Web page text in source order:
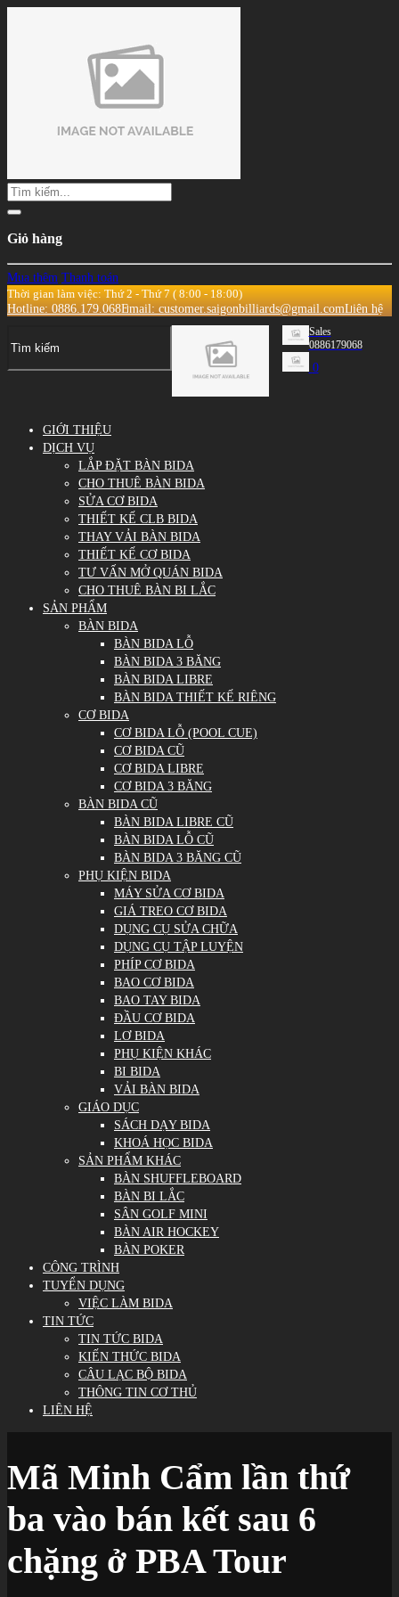
Giỏ hàng
Mua thêm Thanh toán
Thời gian làm việc: Thứ 2 - Thứ 7 ( 8:00 - 18:00)
Hotline: 0886.179.068Email: customer.saigonbilliards@gmail.comLiên hệ
Sales
0886179068
0
GIỚI THIỆU
DỊCH VỤ
LẮP ĐẶT BÀN BIDA
CHO THUÊ BÀN BIDA
SỬA CƠ BIDA
THIẾT KẾ CLB BIDA
THAY VẢI BÀN BIDA
THIẾT KẾ CƠ BIDA
TƯ VẤN MỞ QUÁN BIDA
CHO THUÊ BÀN BI LẮC
SẢN PHẨM
BÀN BIDA
BÀN BIDA LỖ
BÀN BIDA 3 BĂNG
BÀN BIDA LIBRE
BÀN BIDA THIẾT KẾ RIÊNG
CƠ BIDA
CƠ BIDA LỖ (POOL CUE)
CƠ BIDA CŨ
CƠ BIDA LIBRE
CƠ BIDA 3 BĂNG
BÀN BIDA CŨ
BÀN BIDA LIBRE CŨ
BÀN BIDA LỖ CŨ
BÀN BIDA 3 BĂNG CŨ
PHỤ KIỆN BIDA
MÁY SỬA CƠ BIDA
GIÁ TREO CƠ BIDA
DỤNG CỤ SỬA CHỮA
DỤNG CỤ TẬP LUYỆN
PHÍP CƠ BIDA
BAO CƠ BIDA
BAO TAY BIDA
ĐẦU CƠ BIDA
LƠ BIDA
PHỤ KIỆN KHÁC
BI BIDA
VẢI BÀN BIDA
GIÁO DỤC
SÁCH DẠY BIDA
KHOÁ HỌC BIDA
SẢN PHẨM KHÁC
BÀN SHUFFLEBOARD
BÀN BI LẮC
SÂN GOLF MINI
BÀN AIR HOCKEY
BÀN POKER
CÔNG TRÌNH
TUYỂN DỤNG
VIỆC LÀM BIDA
TIN TỨC
TIN TỨC BIDA
KIẾN THỨC BIDA
CÂU LẠC BỘ BIDA
THÔNG TIN CƠ THỦ
LIÊN HỆ
Mã Minh Cẩm lần thứ
ba vào bán kết sau 6
chặng ở PBA Tour